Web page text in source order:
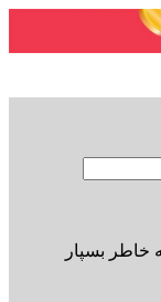
خاطر بسپار